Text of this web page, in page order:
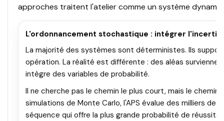
approches traitent l'atelier comme un système
L'ordonnancement stochastique : intégrer
La majorité des systèmes sont déterministes. Ils
opération. La réalité est différente : des aléas
intègre des variables de probabilité.
Il ne cherche pas le chemin le plus court, mais le chemin
simulations de Monte Carlo, l'APS évalue des milliers de
séquence qui offre la plus grande probabilité de